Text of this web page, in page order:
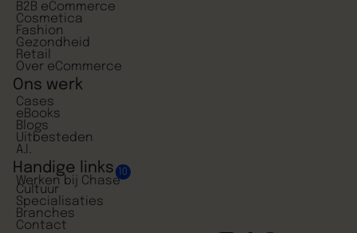
B2B eCommerce
Cosmetica
Fashion
Gezondheid
Retail
Over eCommerce
Ons werk
Cases
eBooks
Blogs
Uitbesteden
A.I.
Handige links
Werken bij Chase
10
Cultuur
Specialisaties
Branches
Contact